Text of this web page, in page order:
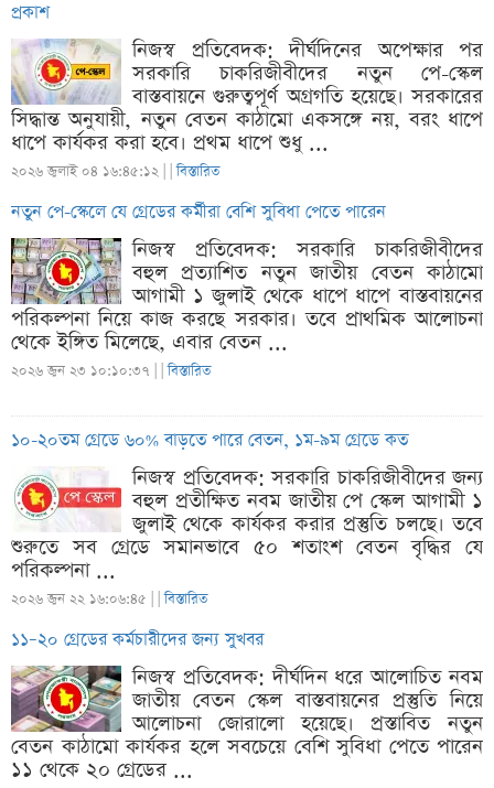
প্রকাশ
নিজস্ব প্রতিবেদক: দীর্ঘদিনের অপেক্ষার পর
সরকারি চাকরিজীবীদের নতুন পে-স্কেল
বাস্তবায়নে গুরুত্বপূর্ণ অগ্রগতি হয়েছে। সরকারের
সিদ্ধান্ত অনুযায়ী, নতুন বেতন কাঠামো একসঙ্গে নয়, বরং ধাপে
ধাপে কার্যকর করা হবে। প্রথম ধাপে শুধু ...
২০২৬ জুলাই ০৪ ১৬:৪৫:১২ | |বিস্তারিত
নতুন পে-স্কেলে যে গ্রেডের কর্মীরা বেশি সুবিধা পেতে পারেন
নিজস্ব প্রতিবেদক: সরকারি চাকরিজীবীদের
বহুল প্রত্যাশিত নতুন জাতীয় বেতন কাঠামো
আগামী ১ জুলাই থেকে ধাপে ধাপে বাস্তবায়নের
পরিকল্পনা নিয়ে কাজ করছে সরকার। তবে প্রাথমিক আলোচনা
থেকে ইঙ্গিত মিলেছে, এবার বেতন ...
২০২৬ জুন ২৩ ১০:১০:৩৭ | |বিস্তারিত
১০-২০তম গ্রেডে ৬০% বাড়তে পারে বেতন, ১ম-৯ম গ্রেডে কত
নিজস্ব প্রতিবেদক: সরকারি চাকরিজীবীদের জন্য
বহুল প্রতীক্ষিত নবম জাতীয় পে স্কেল আগামী ১
জুলাই থেকে কার্যকর করার প্রস্তুতি চলছে। তবে
শুরুতে সব গ্রেডে সমানভাবে ৫০ শতাংশ বেতন বৃদ্ধির যে
পরিকল্পনা ...
২০২৬ জুন ২২ ১৬:০৬:৪৫ | |বিস্তারিত
১১–২০ গ্রেডের কর্মচারীদের জন্য সুখবর
নিজস্ব প্রতিবেদক: দীর্ঘদিন ধরে আলোচিত নবম
জাতীয় বেতন স্কেল বাস্তবায়নের প্রস্তুতি নিয়ে
আলোচনা জোরালো হয়েছে। প্রস্তাবিত নতুন
বেতন কাঠামো কার্যকর হলে সবচেয়ে বেশি সুবিধা পেতে পারেন
১১ থেকে ২০ গ্রেডের ...